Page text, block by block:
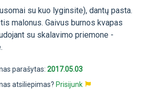
su kuo lyginsite), dantų pasta.
malonus. Gaivus burnos kvapas
su skalavimo priemone -
parašytas: 2017.05.03
atsiliepimas? Prisijunk